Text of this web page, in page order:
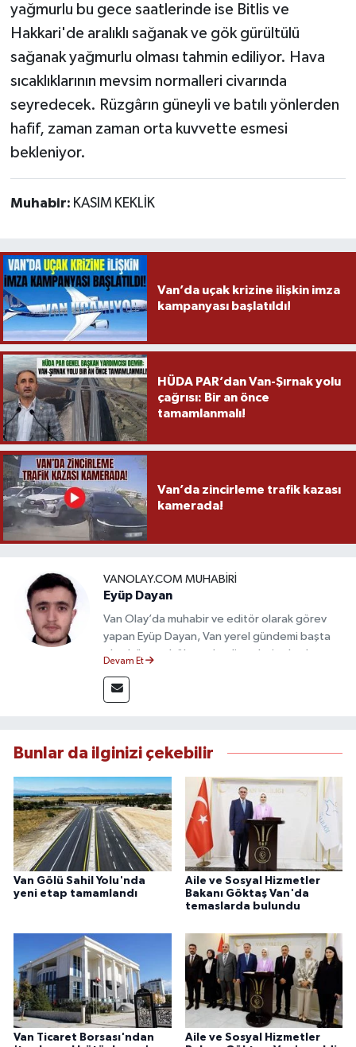
yağmurlu bu gece saatlerinde ise Bitlis ve
Hakkari'de aralıklı sağanak ve gök gürültülü
sağanak yağmurlu olması tahmin ediliyor. Hava
sıcaklıklarının mevsim normalleri civarında
seyredecek. Rüzgârın güneyli ve batılı yönlerden
hafif, zaman zaman orta kuvvette esmesi
bekleniyor.
Muhabir: KASIM KEKLİK
Van’da uçak krizine ilişkin imza
kampanyası başlatıldı!
HÜDA PAR’dan Van-Şırnak yolu
çağrısı: Bir an önce
tamamlanmalı!
Van’da zincirleme trafik kazası
kamerada!
VANOLAY.COM MUHABIRI
Eyüp Dayan
Van Olay’da muhabir ve editör olarak görev
yapan Eyüp Dayan, Van yerel gündemi başta
olmak üzere bölgesel gelişmeleri sahadan
deneyimiyle doğruluk, tarafsızlık ve etik ilkeleri
esas alan Dayan, güvenilir kaynaklara dayalı
Devam Et
Bunlar da ilginizi çekebilir
Van Gölü Sahil Yolu'nda
yeni etap tamamlandı
Aile ve Sosyal Hizmetler
Bakanı Göktaş Van'da
temaslarda bulundu
Van Ticaret Borsası'ndan
Aile ve Sosyal Hizmetler